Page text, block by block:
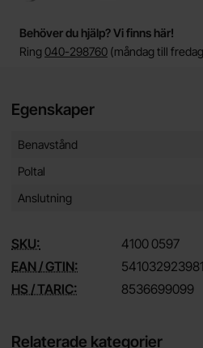
Behöver du hjälp? Vi finns här!
Ring 040-298760 (måndag till
Egenskaper
Egenskaper/attribut för denna produkt
Attribut
Benavstånd
Poltal
Anslutning
SKU: 4100 0597
EAN / GTIN:
HS / TARIC:
8536699099
Relaterade kategorier